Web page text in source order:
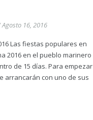
Agosto 16, 2016
Las fiestas populares en
2016 en el pueblo marinero
de 15 días. Para empezar
arrancarán con uno de sus